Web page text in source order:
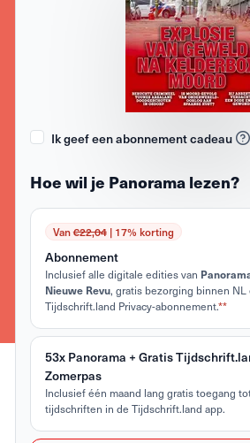
Ik geef een abonnement cadeau
Hoe wil je Panorama lezen?
Van€22,04| 17% korting
Abonnement
Inclusief alle digitale edities van
Nieuwe Revu, gratis bezorging binnen NL
Tijdschrift.land Privacy-abonnement.**
53x Panorama + Gratis
Zomerpas
Inclusief één maand lang gratis toegang
tijdschriften in de Tijdschrift.land app.